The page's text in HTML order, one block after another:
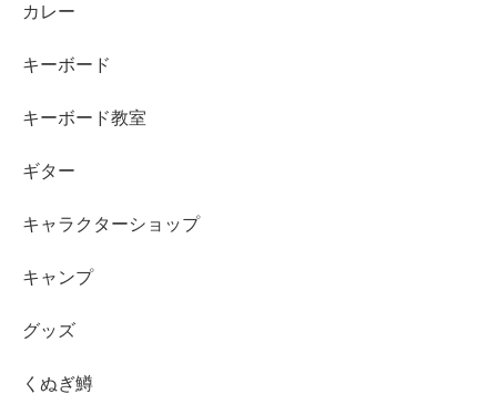
カレー
キーボード
キーボード教室
ギター
キャラクターショップ
キャンプ
グッズ
くぬぎ鱒